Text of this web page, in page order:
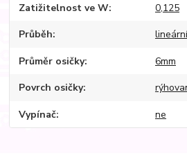
Zatižitelnost ve W 0,125
Průběh lineární
Průměr osičky 6mm
Povrch osičky
Vypínač ne